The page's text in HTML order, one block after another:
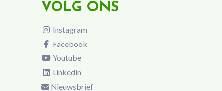
VOLG ONS
Instagram
Facebook
Youtube
Linkedin
Nieuwsbrief